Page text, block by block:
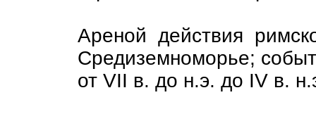
Ареной действия
Средиземноморье;
от VII в. до н.э. до IV в.